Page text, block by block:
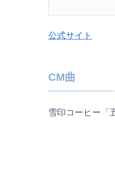
公式サイト
CM曲
雪印コーヒー「